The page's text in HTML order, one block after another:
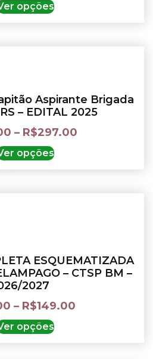
opções
Aspirante Brigada
– EDITAL 2025
– R$297.00
opções
ESQUEMATIZADA
– CTSP BM –
2027
– R$149.00
opções